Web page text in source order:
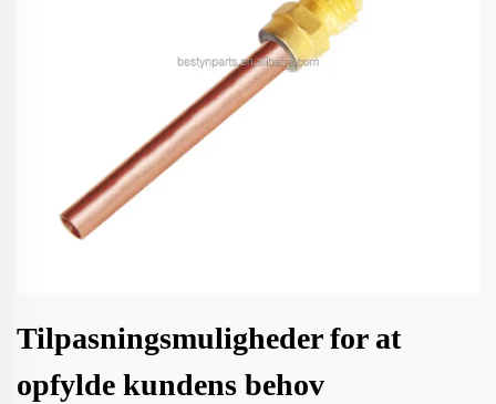
Tilpasningsmuligheder for at
opfylde kundens behov